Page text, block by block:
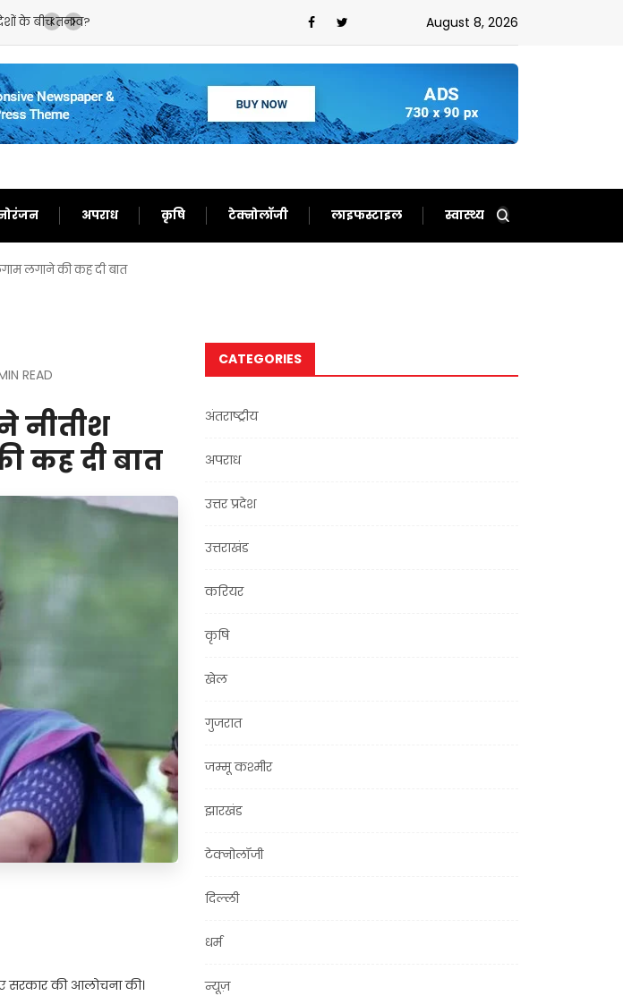
के बीच तनाव? ईरान के सामने पीछे हटेगा अमेरिका!अब दुनिया को समझाने में लगे ट्रंप August 8, 2026
अपराध कृषि टेक्नोलॉजी लाइफस्टाइल स्वास्थ्य
लगाने की कह दी बात
READ
नीतीश
कह दी बात
सरकार की आलोचना की।
CATEGORIES
अंतराष्ट्रीय
अपराध
उत्तर प्रदेश
उत्तराखंड
करियर
कृषि
खेल
गुजरात
जम्मू कश्मीर
झारखंड
टेक्नोलॉजी
दिल्ली
धर्म
न्यूज़